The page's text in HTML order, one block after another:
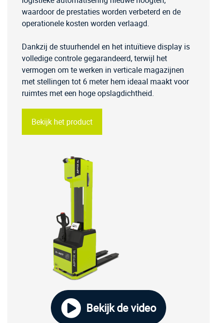
waardoor de prestaties worden verbeterd en de
operationele kosten worden verlaagd.
Dankzij de stuurhendel en het intuïtieve display is
volledige controle gegarandeerd, terwijl het
vermogen om te werken in verticale magazijnen
met stellingen tot 6 meter hem ideaal maakt voor
ruimtes met een hoge opslagdichtheid.
Bekijk het product
Bekijk de video